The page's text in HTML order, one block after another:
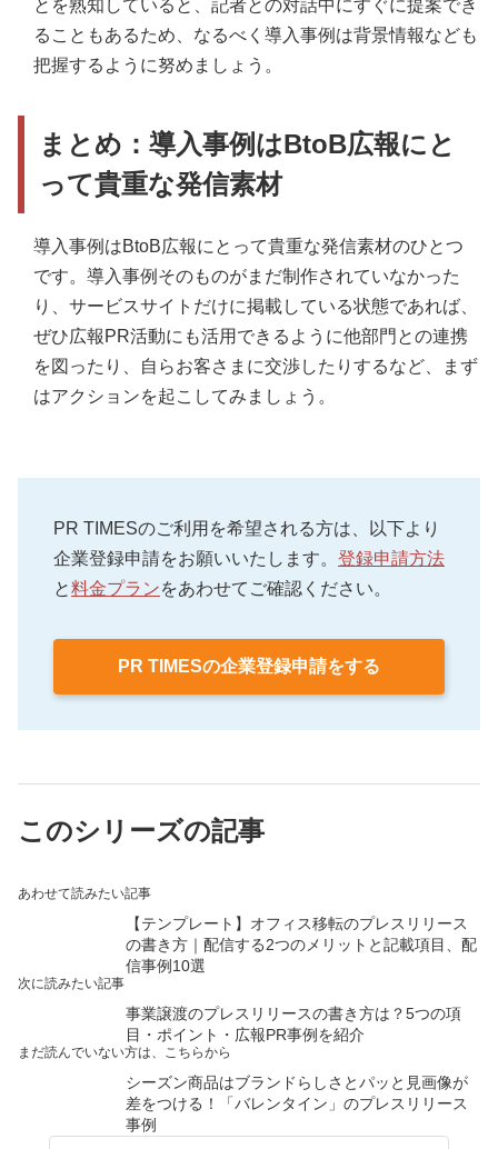
とを熟知していると、記者との対話中にすぐに提案でき
ることもあるため、なるべく導入事例は背景情報なども
把握するように努めましょう。
まとめ：導入事例はBtoB広報にと
って貴重な発信素材
導入事例はBtoB広報にとって貴重な発信素材のひとつ
です。導入事例そのものがまだ制作されていなかった
り、サービスサイトだけに掲載している状態であれば、
ぜひ広報PR活動にも活用できるように他部門との連携
を図ったり、自らお客さまに交渉したりするなど、まず
はアクションを起こしてみましょう。
PR TIMESのご利用を希望される方は、以下より
企業登録申請をお願いいたします。 登録申請方法
と料金プランをあわせてご確認ください。
PR TIMESの企業登録申請をする
このシリーズの記事
あわせて読みたい記事
【テンプレート】オフィス移転のプレスリリース
の書き方｜配信する2つのメリットと記載項目、配
信事例10選
次に読みたい記事
事業譲渡のプレスリリースの書き方は？5つの項
目・ポイント・広報PR事例を紹介
まだ読んでいない方は、こちらから
シーズン商品はブランドらしさとパッと見画像が
差をつける！「バレンタイン」のプレスリリース
事例